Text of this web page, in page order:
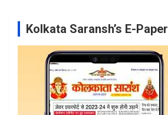
Kolkata Saransh’s E-Paper